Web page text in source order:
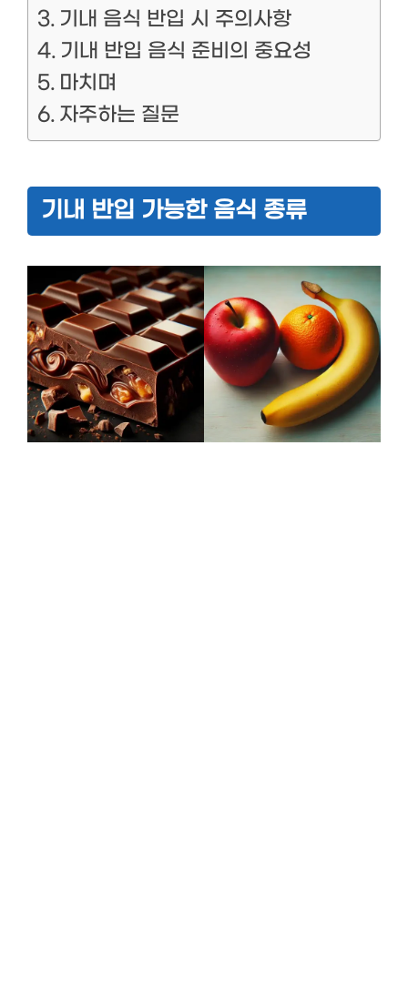
기내 음식 반입 시 주의사항
기내 반입 음식 준비의 중요성
마치며
자주하는 질문
기내 반입 가능한 음식 종류